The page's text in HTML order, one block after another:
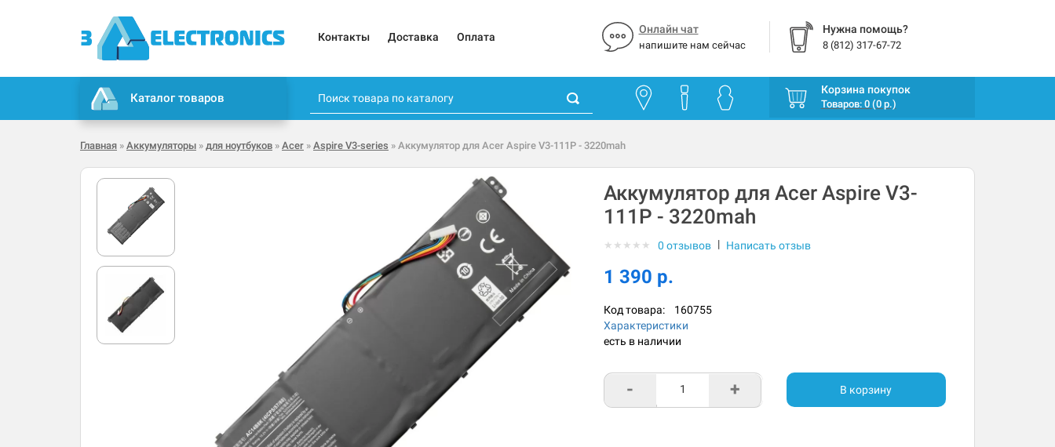
Контакты Доставка Оплата
Онлайн чат
напишите нам сейчас
Нужна помощь?
8 (812) 317-67-72
Каталог товаров
Корзина покупок
Товаров: 0 (0 р.)
Главная » Аккумуляторы » для ноутбуков » Acer » Aspire V3-series » Аккумулятор для Acer Aspire V3-111P - 3220mah
Аккумулятор для Acer Aspire V3-
111P - 3220mah
★ ★ ★ ★ ★ 0 отзывов | Написать отзыв
1 390 р.
Код товара: 160755
Характеристики
есть в наличии
- + В корзину